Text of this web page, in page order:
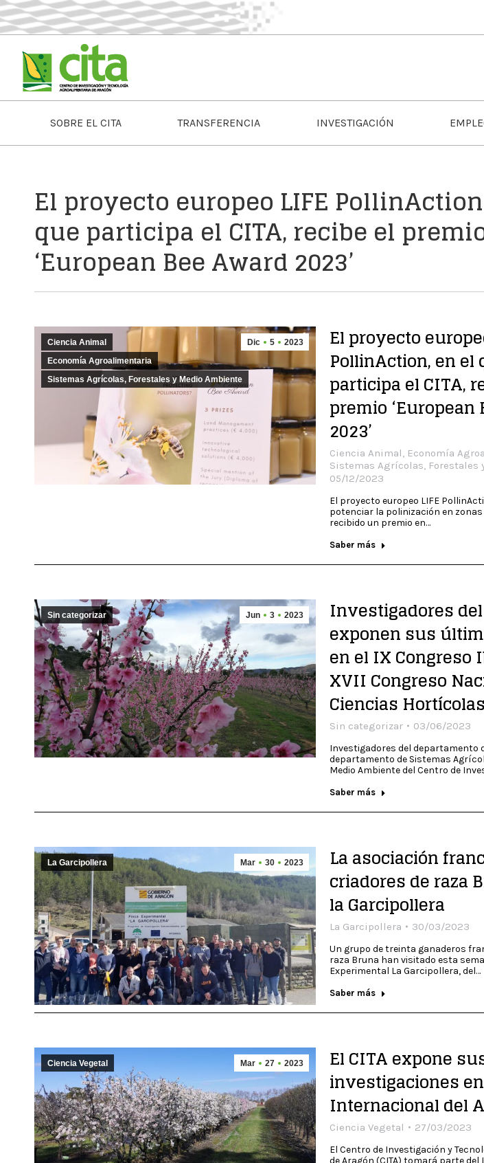
SOBRE EL CITA TRANSFERENCIA INVESTIGACIÓN
El proyecto europeo LIFE
que participa el CITA, recibe el
‘European Bee Award 2023’
Dic 5 2023
Ciencia Animal
Economía Agroalimentaria
Sistemas Agrícolas, Forestales y Medio Ambiente
El proyecto
PollinAction, en el
participa el CITA,
premio ‘European
2023’
Ciencia Animal, Economía
Sistemas Agrícolas, Forestales
05/12/2023
El proyecto europeo LIFE
potenciar la polinización en
recibido un premio en…
Saber más
Jun 3 2023
Sin categorizar Investigadores
exponen sus
en el IX Congreso
XVII Congreso
Ciencias
Sin categorizar 03/06/2023
Investigadores del departamento
departamento de Sistemas
Medio Ambiente del Centro de
Saber más
Mar 30 2023
La Garcipollera La asociación
criadores de raza
la Garcipollera
La Garcipollera 30/03/2023
Un grupo de treinta ganaderos
raza Bruna han visitado esta
Experimental La Garcipollera, del…
Saber más
Mar 27 2023
Ciencia Vegetal El CITA expone
investigaciones
Internacional del
Ciencia Vegetal 27/03/2023
El Centro de Investigación y
de Aragón (CITA) tomará parte del